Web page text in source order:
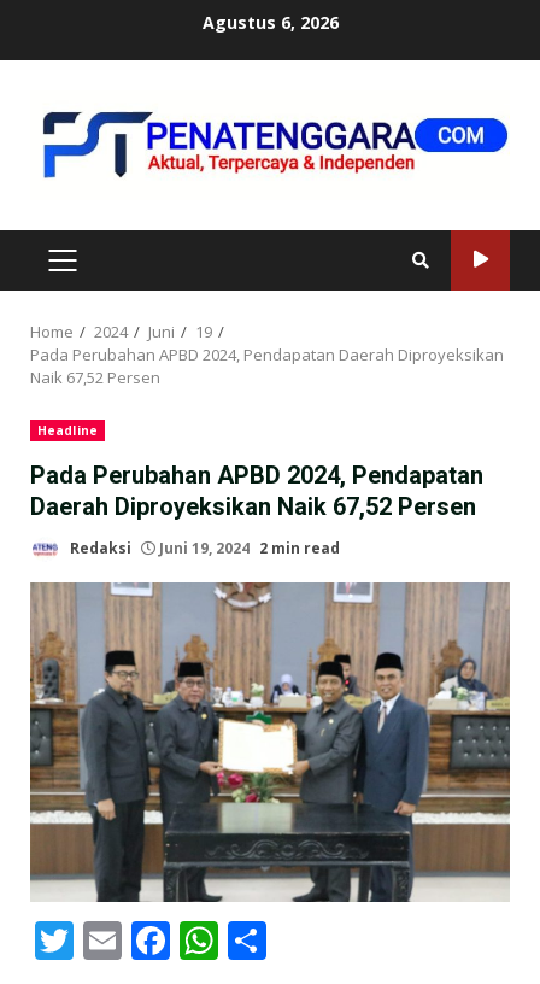
Agustus 6, 2026
PRIMARY
MENU
Home 2024 Juni
19
Pada Perubahan APBD 2024, Pendapatan Daerah Diproyeksikan
Naik 67,52 Persen
Headline
Pada Perubahan APBD 2024, Pendapatan
Daerah Diproyeksikan Naik 67,52 Persen
Redaksi Juni 19, 2024 2 min read
Twitter
EmailFacebook
WhatsApp